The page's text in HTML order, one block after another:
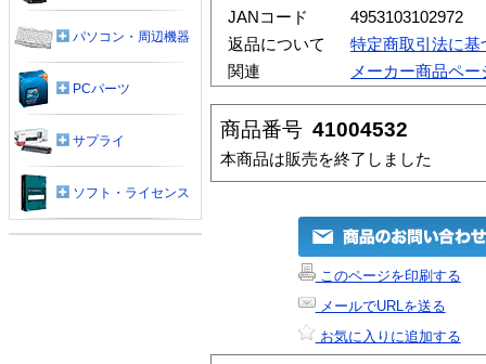
JANコード
4953103102972
返品について
特定商取引法に基
関連
メーカー商品ペー
商品番号 41004532
本商品は販売を終了しました
このページを印刷する
メールでURLを送る
お気に入りに追加する
パソコン・周辺機器
PCパーツ
サプライ
ソフト・ライセンス